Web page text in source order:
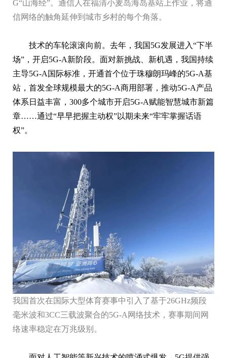
G“山海经”。通信人在福清小麦岛海岛基站上作业，将通
信网络的触角延伸到城市乡村的每个角落。
技术的车轮滚滚向前。去年，我国5G发展进入“下半
场”，开启5G-A新阶段。面对新挑战、新机遇，我国持续
主导5G-A国际标准，开通首个位于珠穆朗玛峰的5G-A基
站，首发全球规模最大的5G-A商用部署，推动5G-A产品
体系日益丰富，300多个城市开启5G-A赋能智慧城市新篇
章……通过“早早把握主动权”以期未来“牢牢掌握话语
权”。
我国首次在国际大型体育赛事中引入了基于26GHz频段
毫米波和3CC三载波聚合的5G-A网络技术，赛事期间网
络速率稳定在万兆级别。